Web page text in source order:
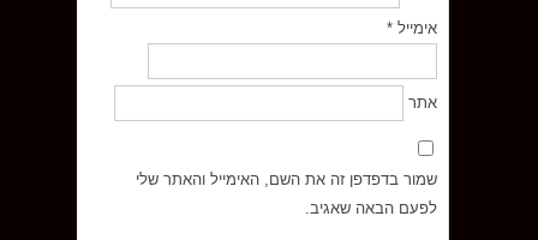
אימייל*
אתר
שמור בדפדפן זה את השם, האימייל והאתר שלי
לפעם הבאה שאגיב.